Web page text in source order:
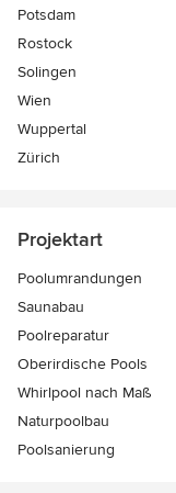
Potsdam
Rostock
Solingen
Wien
Wuppertal
Zürich
Projektart
Poolumrandungen
Saunabau
Poolreparatur
Oberirdische Pools
Whirlpool nach Maß
Naturpoolbau
Poolsanierung